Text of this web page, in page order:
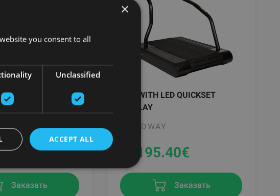
LED QUICKSET
€
Заказать
PRO WITH LED QUICKSET
DISPLAY
WOODWAY
29195.40€
Заказать
×
you consent to all
Unclassified
ACCEPT ALL